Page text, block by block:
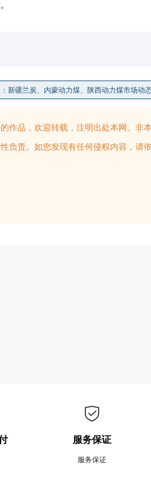
新疆兰炭、内蒙动力煤、陕西动力煤市场动
作品，欢迎转载，注明出处本网。非
负责。如您发现有任何侵权内容，请
服务保证
服务保证